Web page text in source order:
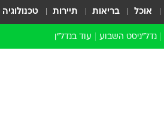
אוכל בריאות תיירות טכנולוגיה
נדל"ניסט השבוע עוד בנדל״ן